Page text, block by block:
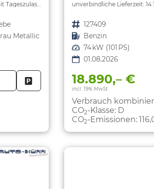
Metallic
FAHRZEUG PARKEN
unverbindliche Lieferzeit:
Fahrzeugnr. 127409
Kraftstoff Benzin
Leistung 74 kW (101 PS)
01.08.2026
18.890,– €
incl. 19% MwSt.
Verbrauch
CO2-Klasse: D
CO2-Emissionen: